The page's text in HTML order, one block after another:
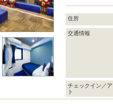
住所
交通情報
チェックイン／
ト